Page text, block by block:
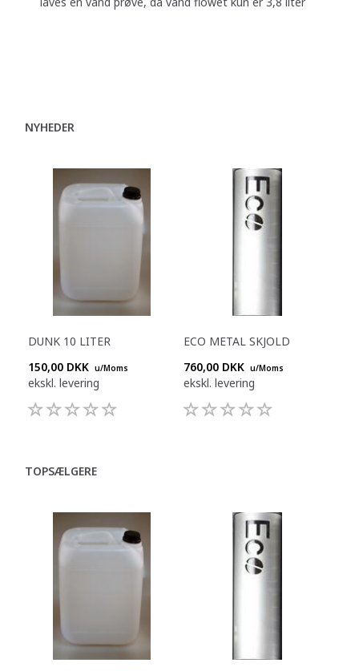
NYHEDER
DUNK 10 LITER
150,00 DKK u/Moms
ekskl. levering
ECO METAL SKJOLD
760,00 DKK u/Moms
ekskl. levering
TOPSÆLGERE